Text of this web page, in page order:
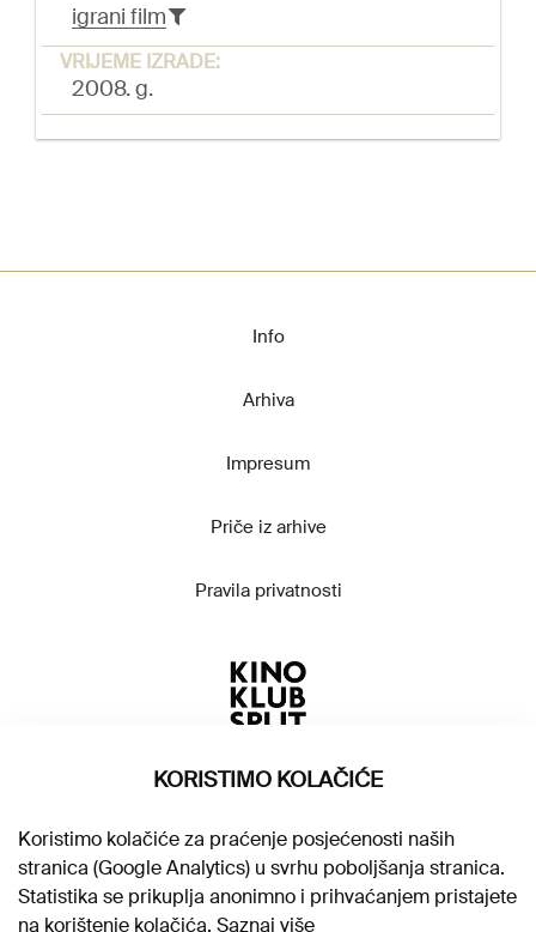
igrani film
VRIJEME IZRADE:
2008. g.
Info
Arhiva
Impresum
Priče iz arhive
Pravila privatnosti
KORISTIMO KOLAČIĆE
Koristimo kolačiće za praćenje posjećenosti naših
stranica (Google Analytics) u svrhu poboljšanja stranica.
Statistika se prikuplja anonimno i prihvaćanjem pristajete
na korištenje kolačića. Saznaj više